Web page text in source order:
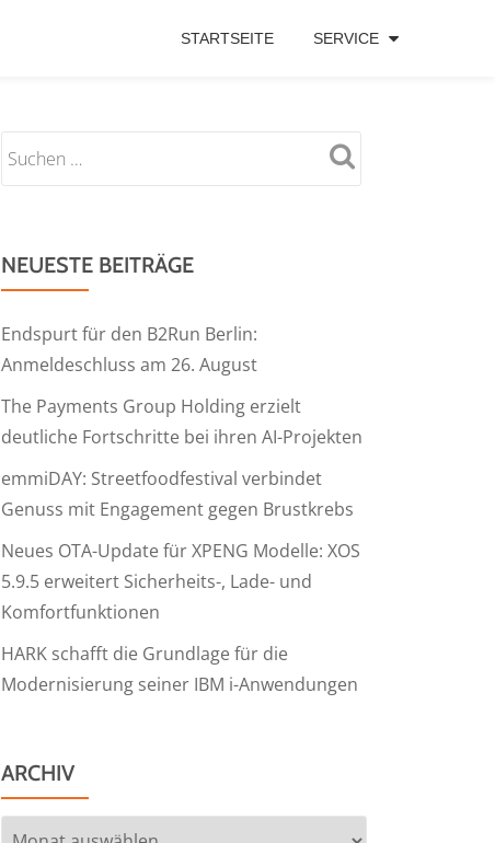
STARTSEITE SERVICE
NEUESTE BEITRÄGE
Endspurt für den B2Run Berlin:
Anmeldeschluss am 26. August
The Payments Group Holding erzielt
deutliche Fortschritte bei ihren AI-Projekten
emmiDAY: Streetfoodfestival verbindet
Genuss mit Engagement gegen Brustkrebs
Neues OTA-Update für XPENG Modelle: XOS
5.9.5 erweitert Sicherheits-, Lade- und
Komfortfunktionen
HARK schafft die Grundlage für die
Modernisierung seiner IBM i-Anwendungen
ARCHIV
Archiv